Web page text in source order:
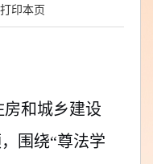
打印本页
房和城乡建设
围绕“尊法学